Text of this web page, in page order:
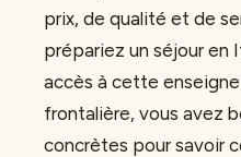
prix, de qualité et de
prépariez un séjour en
accès à cette
frontalière, vous avez
concrètes pour savoir